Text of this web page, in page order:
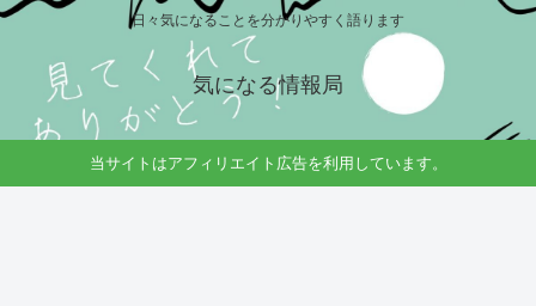
日々気になることを分かりやすく語ります
気になる情報局
当サイトはアフィリエイト広告を利用しています。